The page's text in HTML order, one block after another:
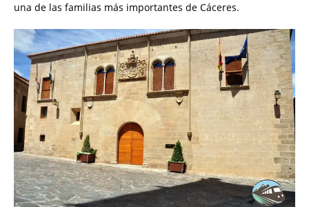
una de las familias más importantes de Cáceres.